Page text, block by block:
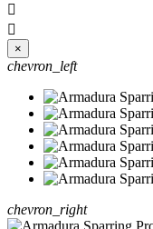


×
chevron_left
chevron_right